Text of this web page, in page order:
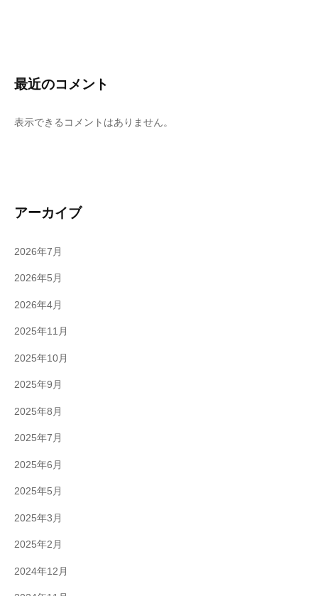
最近のコメント
表示できるコメントはありません。
アーカイブ
2026年7月
2026年5月
2026年4月
2025年11月
2025年10月
2025年9月
2025年8月
2025年7月
2025年6月
2025年5月
2025年3月
2025年2月
2024年12月